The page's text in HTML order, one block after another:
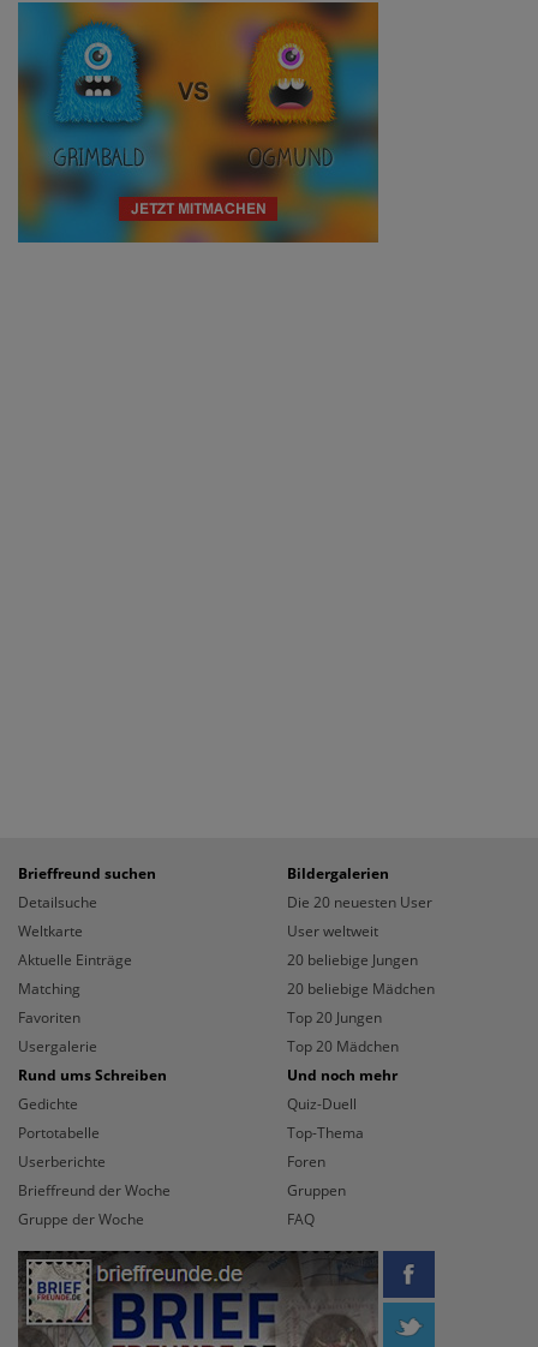
Brieffreund suchen
Detailsuche
Weltkarte
Aktuelle Einträge
Matching
Favoriten
Usergalerie
Bildergalerien
Die 20 neuesten User
User weltweit
20 beliebige Jungen
20 beliebige Mädchen
Top 20 Jungen
Top 20 Mädchen
Rund ums Schreiben
Gedichte
Portotabelle
Userberichte
Brieffreund der Woche
Gruppe der Woche
Und noch mehr
Quiz-Duell
Top-Thema
Foren
Gruppen
FAQ